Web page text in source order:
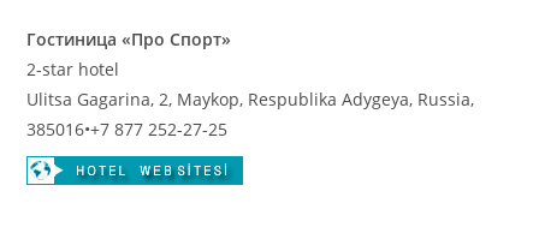
Гостиница «Про Спорт»
2-star hotel
Ulitsa Gagarina, 2, Maykop, Respublika Adygeya, Russia,
385016•+7 877 252-27-25